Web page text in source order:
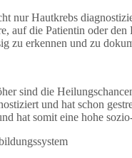
nur Hautkrebs
auf die Patientin oder
zu erkennen und zu
sind die
und hat schon
hat somit eine hohe